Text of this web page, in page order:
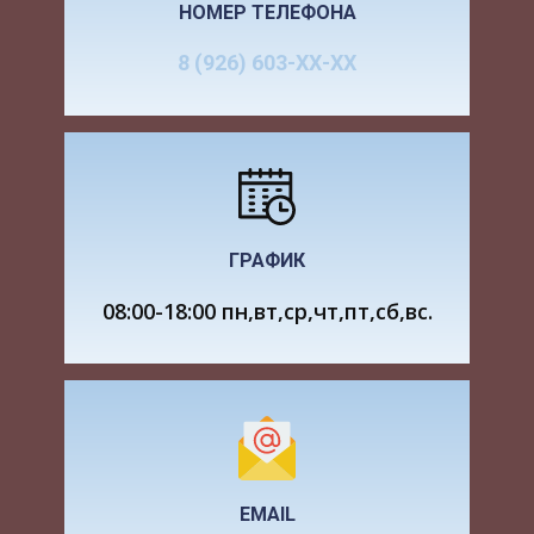
1. Очистка от снега и
разбрасывание
стоек, тумб.
Вручную,
отбрасывания до
рыхлый, лопатой
снегозадерживающих
Планочные щиты
2х2 м., вручную
автопавильонов и
Бульдозер ДЗ-42
ДТ-75, высота
покрова 1000 мм.
18.10-31.12
снегоочиститель
ПР-130 на базе
свежевыпавший,
НОМЕР ТЕЛЕФОНА
8 (926) 603-ХХ-ХХ
ГРАФИК
08:00-18:00 пн,вт,ср,чт,пт,сб,вс.
EMAIL